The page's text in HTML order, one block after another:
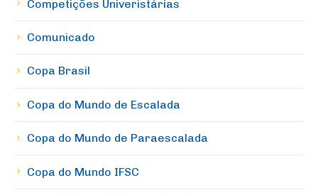
Competições Univeristárias
Comunicado
Copa Brasil
Copa do Mundo de Escalada
Copa do Mundo de Paraescalada
Copa do Mundo IFSC